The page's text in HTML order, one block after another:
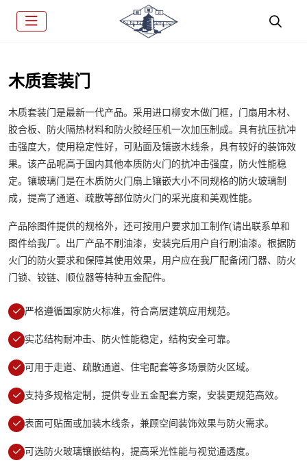
木质套装门
木质套装门是最新一代产品。采用进口柳安木做门框，门扇用木材、
胶合板、防火隔热材料和防火胶经压机一次加压制成。具有抗压抗冲
击强度大，使用稳定性好，可贴面及镶嵌木线条，具有较好的装饰效
果。该产品呢高于国内其他本质防火门的抗冲击强度，防火性能稳
定。镶玻璃门是在木质防火门扇上镶嵌大小不同规格的防火玻璃制
成，提高了通道、疏散等部位防火门的采光度和美观性能。
产品除图件提供的规格外，还可按用户要求加工制作(请出联系单和
图件给我厂。出厂产品不刷油漆，安装完后用户自行刷油漆。根据防
火门的防火要求和保障其使用效果，用户应在我厂配备闭门器、防火
门锁、铰链、顺位器等特种五金配件。
严格遵循国家防火标准，符合高层建筑应用规范。
实芯结构耐冲击、防火性能稳定，结构安全可靠。
可用于走道、疏散通道、住宅配套等多场景防火区域。
支持多规格定制，提供专业五金配套方案，安装更规范高效。
表面可贴面或加装木线条，兼顾空间装饰效果与防火需求。
可选防火玻璃镶嵌结构，提高采光性能与视觉通透度。